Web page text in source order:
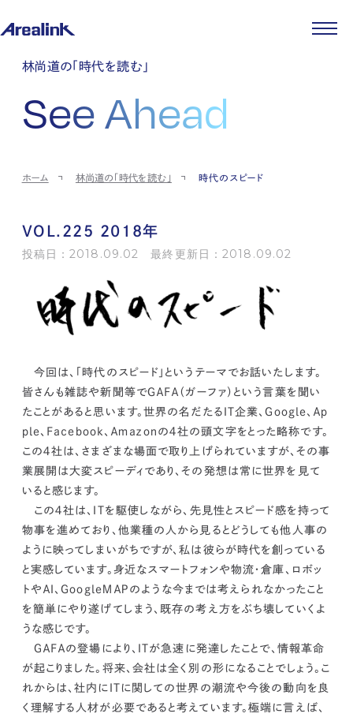
企業情報
企業理念
会社概要
コーポレートガバナンス
ストレージ事業
パートナー制度
土地権利整備事業
IR情報
IRカレンダー
IRポリシー
ストレージ室数実績
個人投資家の皆様へ
よくある質問・用語集
IRメール登録
ニュース
商品情報
先輩社員インタビュー
中途採用
お問い合わせ
asul
サイト
ーム
カスタマーハラスメントポリ
プライバシーポリシー
情報セキュリティ・DX方針及び戦略 サイトマップ
©2025 AREALINK.
林尚道の「時代を読む」
See Ahead
ホーム 林尚道の「時代を読む」 時代のスピード
VOL.225 2018年
投稿日：2018.09.02 最終更新日：2018.09.02
今回は、「時代のスピード」というテーマでお話いたします。
皆さんも雑誌や新聞等でＧＡＦＡ（ガーファ）という言葉を聞い
たことがあると思います。世界の名だたるＩＴ企業、Ｇｏｏｇｌｅ、Ａｐ
ｐｌｅ、Ｆａｃｅｂｏｏｋ、Ａｍａｚｏｎの４社の頭文字をとった略称です。
この４社は、さまざまな場面で取り上げられていますが、その事
業展開は大変スピーディであり、その発想は常に世界を見て
いると感じます。
この４社は、ＩＴを駆使しながら、先見性とスピード感を持って
物事を進めており、他業種の人から見るとどうしても他人事の
ように映ってしまいがちですが、私は彼らが時代を創っている
と実感しています。身近なスマートフォンや物流・倉庫、ロボッ
トやＡＩ、ＧｏｏｇｌｅＭＡＰのような今までは考えられなかったこと
を簡単にやり遂げてしまう、既存の考え方をぶち壊していくよ
うな感じです。
ＧＡＦＡの登場により、ＩＴが急速に発達したことで、情報革命
が起こりました。将来、会社は全く別の形になることでしょう。こ
れからは、社内にＩＴに関しての世界の潮流や今後の動向を良
く理解する人材が必要であると考えています。極端に言えば、